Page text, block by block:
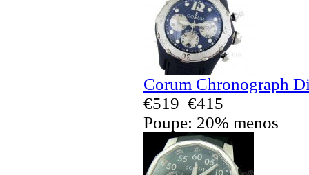
Corum Chronograph
€519 €415
Poupe: 20% menos